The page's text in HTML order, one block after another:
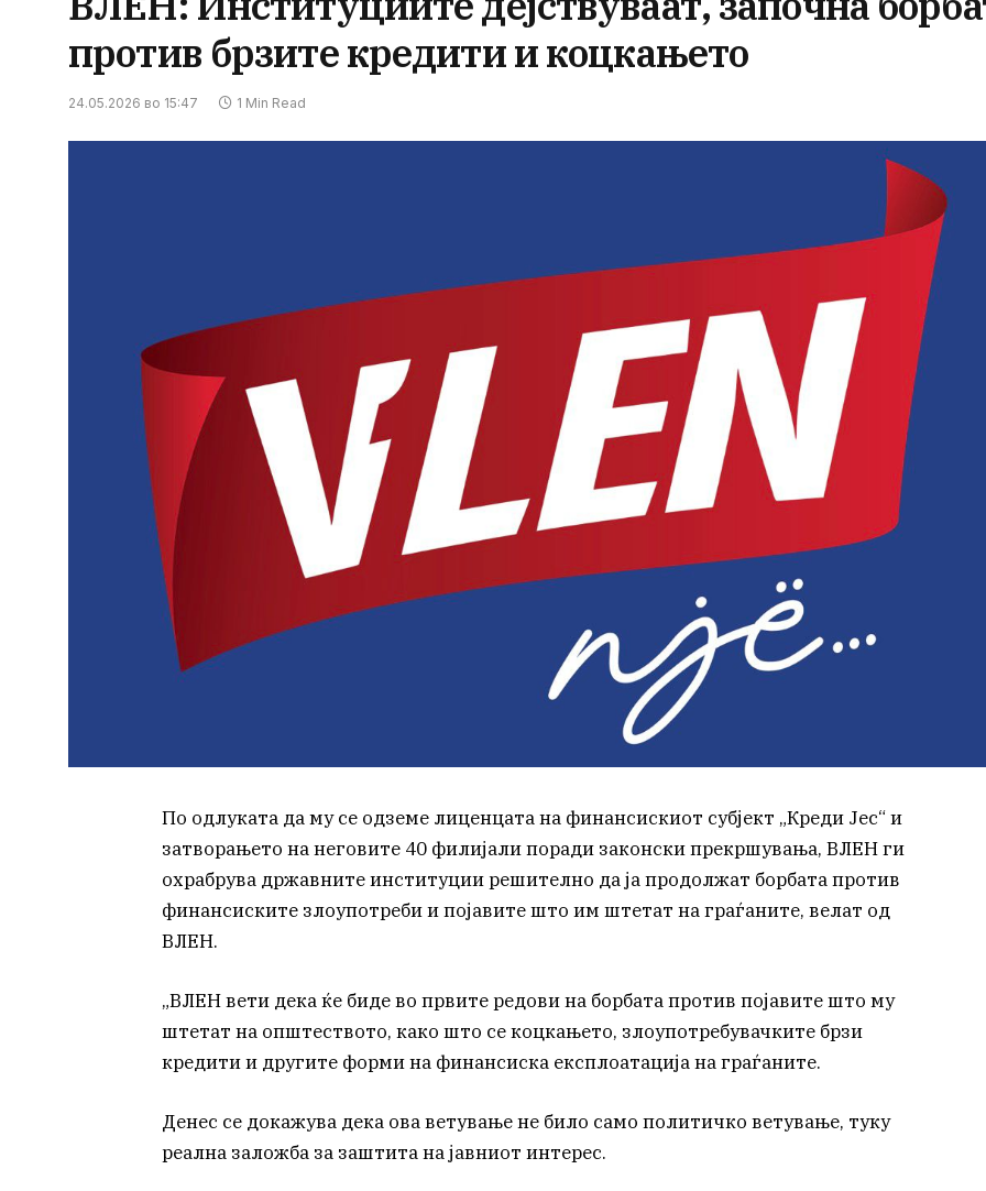
против брзите кредити и коцкањето
24.05.2026 во 15:47 1 Min Read
По одлуката да му се одземе лиценцата на финансискиот субјект „Креди Јес“ и
затворањето на неговите 40 филијали поради законски прекршувања, ВЛЕН ги
охрабрува државните институции решително да ја продолжат борбата против
финансиските злоупотреби и појавите што им штетат на граѓаните, велат од
ВЛЕН.
„ВЛЕН вети дека ќе биде во првите редови на борбата против појавите што му
штетат на општеството, како што се коцкањето, злоупотребувачките брзи
кредити и другите форми на финансиска експлоатација на граѓаните.
Денес се докажува дека ова ветување не било само политичко ветување, туку
реална заложба за заштита на јавниот интерес.